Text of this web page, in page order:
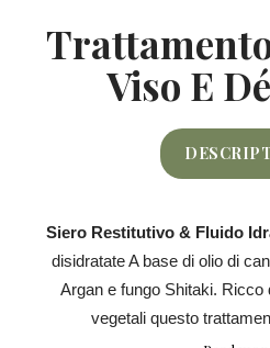
Viso E
Siero Restitutivo & Fluido
disidratate A base di olio di
Argan e fungo Shitaki. Ricco
vegetali questo